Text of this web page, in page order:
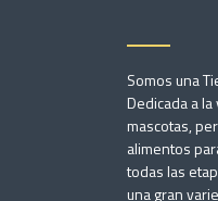
Somos una
Dedicada a
mascotas,
alimentos
todas las
una gran